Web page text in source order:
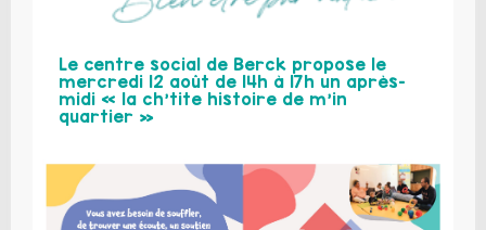
Le centre social de Berck propose le
mercredi 12 août de 14h à 17h un après-
midi « la ch’tite histoire de m’in
quartier »